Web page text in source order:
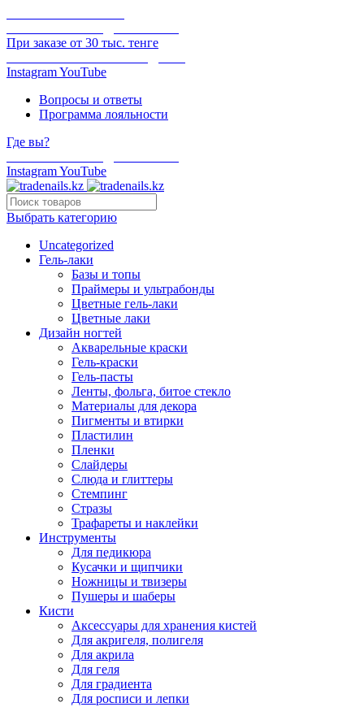
При заказе от 30 тыс. тенге
InstagramYouTube
Вопросы и ответы
Программа лояльности
Где вы?
InstagramYouTube
Выбрать категорию
Uncategorized
Гель-лаки
Базы и топы
Праймеры и ультрабонды
Цветные гель-лаки
Цветные лаки
Дизайн ногтей
Акварельные краски
Гель-краски
Гель-пасты
Ленты, фольга, битое стекло
Материалы для декора
Пигменты и втирки
Пластилин
Пленки
Слайдеры
Слюда и глиттеры
Стемпинг
Стразы
Трафареты и наклейки
Инструменты
Для педикюра
Кусачки и щипчики
Ножницы и твизеры
Пушеры и шаберы
Кисти
Аксессуары для хранения кистей
Для акригеля, полигеля
Для акрила
Для геля
Для градиента
Для росписи и лепки